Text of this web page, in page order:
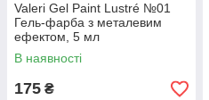
Valeri Gel Paint Lustré №01
Гель-фарба з металевим
ефектом, 5 мл
В наявності
175 ₴